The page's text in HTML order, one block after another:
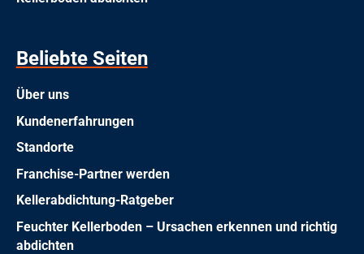
Beliebte Seiten
Über uns
Kundenerfahrungen
Standorte
Franchise-Partner werden
Kellerabdichtung-Ratgeber
Feuchter Kellerboden – Ursachen erkennen und richtig
abdichten